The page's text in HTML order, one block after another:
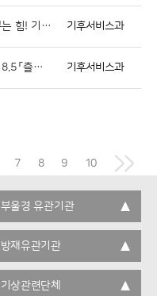
세상을 바꾸는 힘! 기술아이디어 공모전 개최 기후서비스과
기후시그널 8.5 「츨동! 찾아가는 생활날씨 해설정보」 운영 기후서비스과
7 8 9 10
부울경 유관기관
방재유관기관
기상관련단체